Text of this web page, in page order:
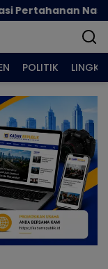
Nasional
POLITIK